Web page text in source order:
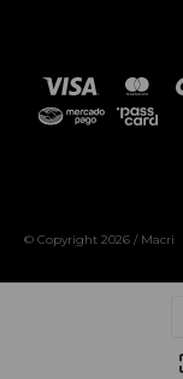
© Copyright 2026 / Macri